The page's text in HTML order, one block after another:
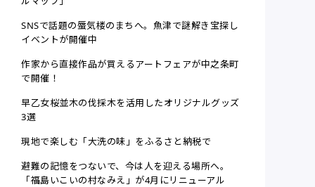
SNSで話題の蜃気楼のまちへ。魚津で謎解き宝探し
イベントが開催中
作家から直接作品が買えるアートフェアが中之条町
で開催！
早乙女桜並木の伐採木を活用したオリジナルグッズ
3選
現地で楽しむ「大洗の味」をふるさと納税で
避難の記憶をつないで、今は人を迎える場所へ。
「福島いこいの村なみえ」が4月にリニューアル